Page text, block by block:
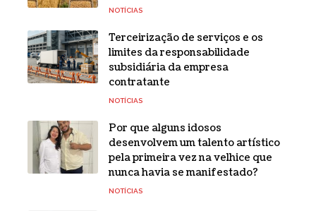
NOTÍCIAS
Terceirização de serviços e os
limites da responsabilidade
subsidiária da empresa
contratante
NOTÍCIAS
Por que alguns idosos
desenvolvem um talento artístico
pela primeira vez na velhice que
nunca havia se manifestado?
NOTÍCIAS